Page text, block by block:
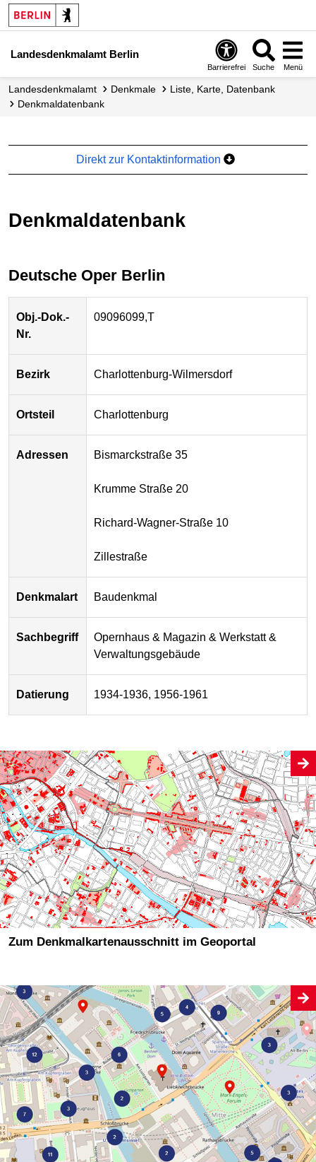
Landesdenkmalamt Berlin
Barrierefrei Suche Menü
Landesdenkmalamt Denkmale
Liste, Karte, Datenbank
Denkmal­datenbank
Direkt zur Kontaktinformation
Denkmaldatenbank
Deutsche Oper Berlin
Obj.-Dok.-
Nr.
09096099,T
Bezirk Charlottenburg-Wilmersdorf
Ortsteil Charlottenburg
Adressen Bismarckstraße 35
Krumme Straße 20
Richard-Wagner-Straße 10
Zillestraße
Denkmalart Baudenkmal
Sachbegriff
Opernhaus & Magazin & Werkstatt &
Verwaltungsgebäude
Datierung 1934-1936, 1956-1961
Zum Denkmalkartenausschnitt im Geoportal